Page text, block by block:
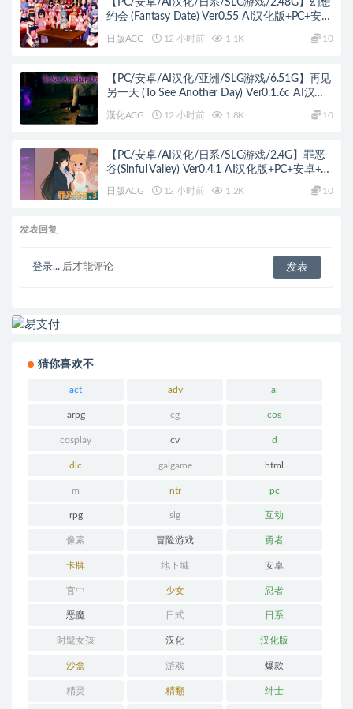
【PC/安卓/AI汉化/日系/SLG游戏/2.48G】幻想
约会 (Fantasy Date) Ver0.55 AI汉化版+PC+安卓
日版ACG 12 小时前 1.1K 10
【PC/安卓/AI汉化/亚洲/SLG游戏/6.51G】再见
另一天 (To See Another Day) Ver0.1.6c AI汉化
漢化ACG 12 小时前 1.8K 10
【PC/安卓/AI汉化/日系/SLG游戏/2.4G】罪恶
谷(Sinful Valley) Ver0.4.1 AI汉化版+PC+安卓+日
日版ACG 12 小时前 1.2K 10
发表回复
登录... 后才能评论
猜你喜欢不
act adv ai
arpg cg cos
cosplay cv d
dlc galgame html
m ntr pc
rpg slg 互动
像素 冒险游戏 勇者
卡牌 地下城 安卓
官中 少女 忍者
恶魔 日式 日系
时髦女孩 汉化 汉化版
沙盒 游戏 爆款
精灵 精翻 绅士